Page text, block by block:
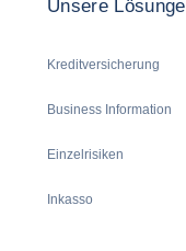
Unsere
Kreditversicherung
Business Information
Einzelrisiken
Inkasso